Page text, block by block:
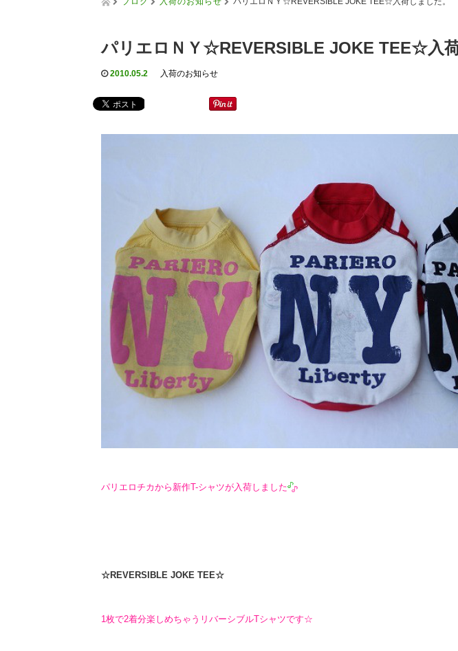
パリエロＮＹ☆REVERSIBLE JOKE TEE☆入荷
2010.05.2 入荷のお知らせ
パリエロチカから新作T-シャツが入荷しました
☆REVERSIBLE JOKE TEE☆
1枚で2着分楽しめちゃうリバーシブルTシャツです☆